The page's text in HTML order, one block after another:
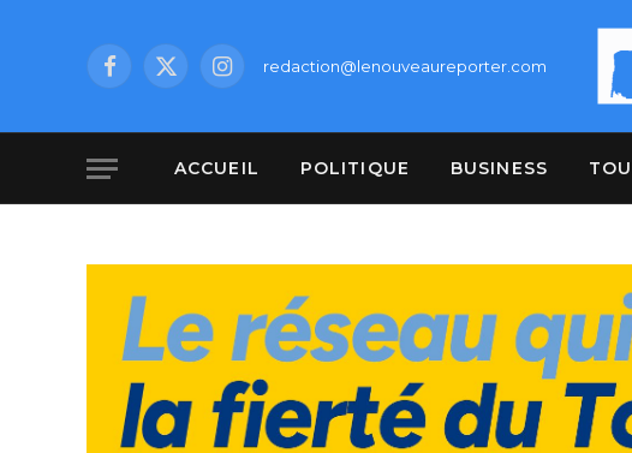
Facebook
X
Instagramredaction@lenouveaureporter.com
ACCUEIL POLITIQUE BUSINESS